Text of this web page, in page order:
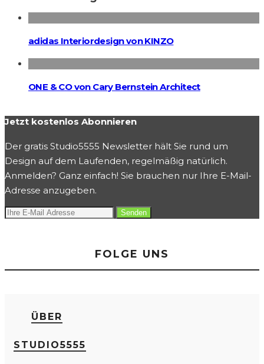
adidas Interiordesign von KINZO
ONE & CO von Cary Bernstein Architect
Jetzt kostenlos Abonnieren
Der gratis Studio5555 Newsletter hält Sie rund um
Design auf dem Laufenden, regelmäßig natürlich.
Anmelden? Ganz einfach! Sie brauchen nur Ihre E-Mail-
Adresse anzugeben.
FOLGE UNS
ÜBER
STUDIO5555